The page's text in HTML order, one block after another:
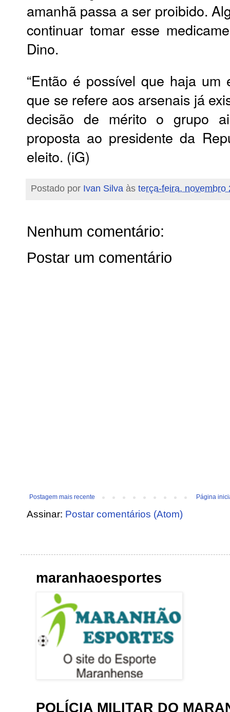
amanhã passa a ser proibido.
continuar tomar esse
Dino.
“Então é possível que haja um
que se refere aos arsenais já
decisão de mérito o grupo
proposta ao presidente da
eleito. (iG)
Postado por Ivan Silva às terça-feira, novembro
Nenhum comentário:
Postar um comentário
Postagem mais recente Página
Assinar: Postar comentários (Atom)
maranhaoesportes
POLÍCIA MILITAR DO